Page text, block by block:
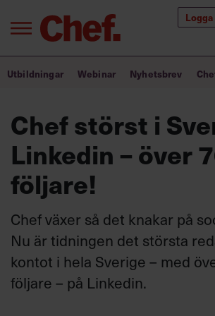
Logga
Annonsera
Om oss
Kontakta oss
Bra ledare förändrar
Utbildning för ledare
Chefakademin+
Populära utbildningar
Utbildningar Webinar Nyhetsbrev
Chef störst i
Linkedin – över
följare!
Chef växer så det knakar på
Nu är tidningen det största
kontot i hela Sverige – med
följare – på Linkedin.